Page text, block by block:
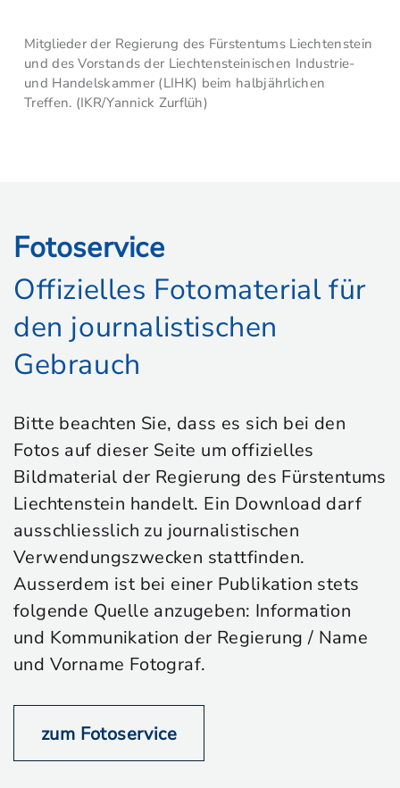
Mitglieder der Regierung des Fürstentums Liechtenstein
und des Vorstands der Liechtensteinischen Industrie-
und Handelskammer (LIHK) beim halbjährlichen
Treffen. (IKR/Yannick Zurflüh)
Fotoservice
Offizielles Fotomaterial für
den journalistischen
Gebrauch
Bitte beachten Sie, dass es sich bei den
Fotos auf dieser Seite um offizielles
Bildmaterial der Regierung des Fürstentums
Liechtenstein handelt. Ein Download darf
ausschliesslich zu journalistischen
Verwendungszwecken stattfinden.
Ausserdem ist bei einer Publikation stets
folgende Quelle anzugeben: Information
und Kommunikation der Regierung / Name
und Vorname Fotograf.
zum Fotoservice